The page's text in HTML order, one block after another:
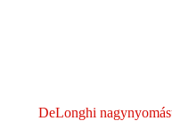
DeLonghi